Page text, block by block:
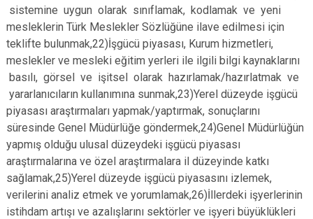
sistemine uygun olarak sınıflamak, kodlamak ve yeni
mesleklerin Türk Meslekler Sözlüğüne ilave edilmesi için
teklifte bulunmak,22)İşgücü piyasası, Kurum hizmetleri,
meslekler ve mesleki eğitim yerleri ile ilgili bilgi kaynaklarını
basılı, görsel ve işitsel olarak hazırlamak/hazırlatmak ve
yararlanıcıların kullanımına sunmak,23)Yerel düzeyde işgücü
piyasası araştırmaları yapmak/yaptırmak, sonuçlarını
süresinde Genel Müdürlüğe göndermek,24)Genel Müdürlüğün
yapmış olduğu ulusal düzeydeki işgücü piyasası
araştırmalarına ve özel araştırmalara il düzeyinde katkı
sağlamak,25)Yerel düzeyde işgücü piyasasını izlemek,
verilerini analiz etmek ve yorumlamak,26)İllerdeki işyerlerinin
istihdam artışı ve azalışlarını sektörler ve işyeri büyüklükleri